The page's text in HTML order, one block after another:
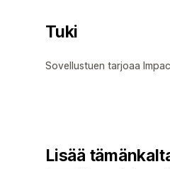
Tuki
Sovellustuen tarjoaa
Lisää